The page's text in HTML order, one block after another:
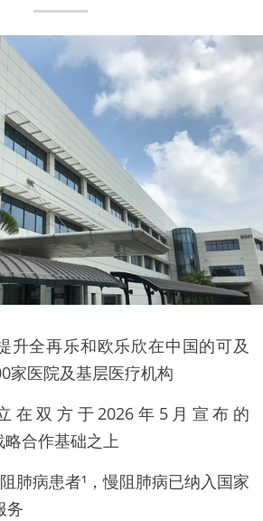
升全再乐和欧乐欣在中国的可及
家医院及基层医疗机构
在双方于2026年5月宣布的
合作基础之上
肺病患者¹，慢阻肺病已纳入国家
务